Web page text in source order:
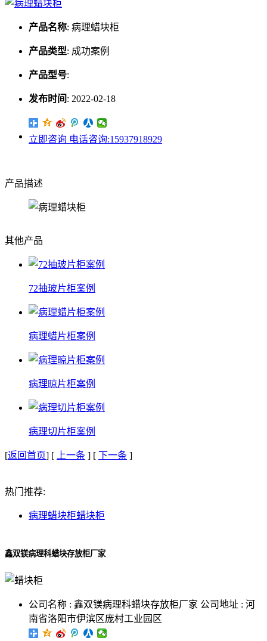
产品名称: 病理蜡块柜
产品类型: 成功案例
产品型号:
发布时间 : 2022-02-18
立即咨询 电话咨询:15937918929
产品描述
其他产品
72抽玻片柜案例
病理蜡片柜案例
病理晾片柜案例
病理切片柜案例
[返回首页] [ 上一条 ] [ 下一条 ]
热门推荐:
病理蜡块柜蜡块柜
鑫双镁病理科蜡块存放柜厂家
公司名称 : 鑫双镁病理科蜡块存放柜厂家 公司地址 : 河
南省洛阳市伊滨区庞村工业园区